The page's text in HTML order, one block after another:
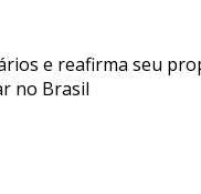
e reafirma seu
no Brasil